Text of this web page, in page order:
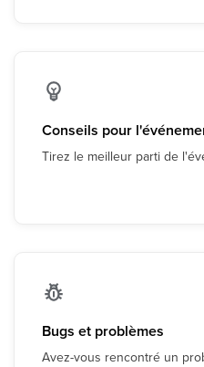
Conseils pour
Tirez le meilleur parti de
Bugs et problèmes
Avez-vous rencontré un